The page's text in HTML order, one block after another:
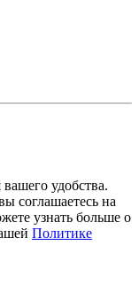
удобства.
соглашаетесь на
узнать больше о
Политике